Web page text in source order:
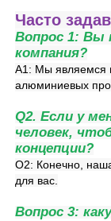
Профили
Часто
Вопрос 1: Вы
компания?
A1: Мы являемся
алюминиевых
Q2. Если у
человек,
концепции?
О2: Конечно,
для вас.
Вопрос 3: